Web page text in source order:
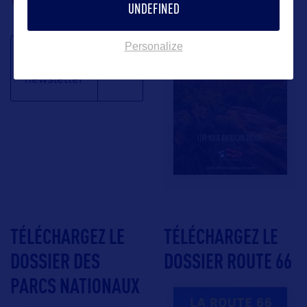
newsletter
TÉLÉCHARGEZ LE
DOSSIER DES
PARCS NATIONAUX
TÉLÉCHARGEZ LE
DOSSIER ROUTE 66
UNDEFINED
Personalize